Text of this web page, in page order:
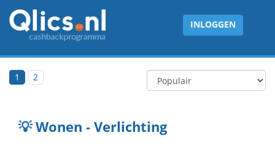
INLOGGEN
1 2
💡 Wonen - Verlichting